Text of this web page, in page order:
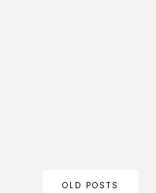
OLD POSTS